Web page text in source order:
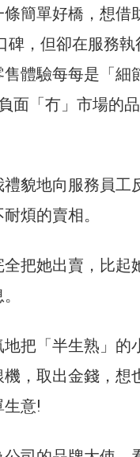
簡單好橋，想
碑，但卻在服務
體驗每每是「細
面「冇」市場的
貌地向服務員工
煩的賣相。
把她出賣，比起
把「半生熟」的
，取出金錢，
意!